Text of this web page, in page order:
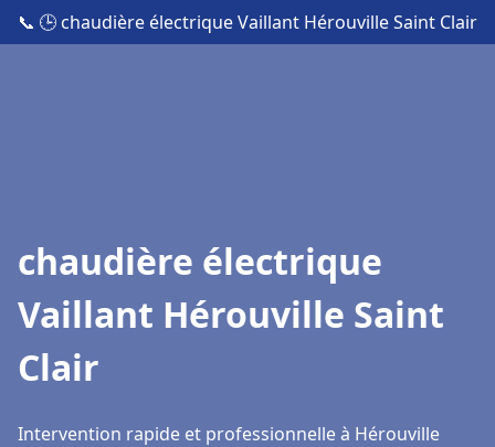
📞 🕒 chaudière électrique Vaillant Hérouville Saint Clair
chaudière électrique
Vaillant Hérouville Saint
Clair
Intervention rapide et professionnelle à Hérouville